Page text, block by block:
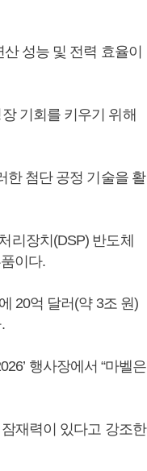
성능 및 전력 효율이
기회를 키우기 위해
한 첨단 공정 기술을 활
리장치(DSP) 반도체
이다.
20억 달러(약 3조 원)
행사장에서 “마벨은
재력이 있다고 강조한